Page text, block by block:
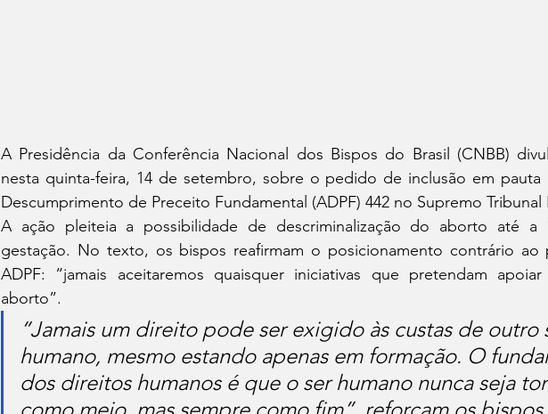
A Presidência da Conferência Nacional dos Bispos do Brasil (CNBB)
nesta quinta-feira, 14 de setembro, sobre o pedido de inclusão em pauta
Descumprimento de Preceito Fundamental (ADPF) 442 no Supremo Tribunal
A ação pleiteia a possibilidade de descriminalização do aborto até a
gestação. No texto, os bispos reafirmam o posicionamento contrário
ADPF: “jamais aceitaremos quaisquer iniciativas que pretendam
aborto”.
“Jamais um direito pode ser exigido às custas de outro
humano, mesmo estando apenas em formação. O
dos direitos humanos é que o ser humano nunca seja
como meio, mas sempre como fim”, reforçam os